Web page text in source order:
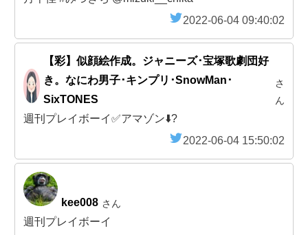
2022-06-04 09:40:02
【彩】似顔絵作成。ジャニーズ･宝塚歌劇団好
き。なにわ男子･キンプリ･SnowMan･
SixTONES
さ
ん
週刊プレイボーイ✅アマゾン⬇️?
2022-06-04 15:50:02
kee008 さん
週刊プレイボーイ